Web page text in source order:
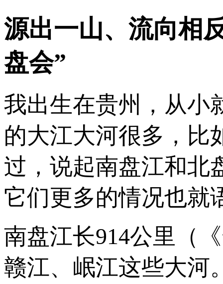
源出一山、流向相
盘会”
我出生在贵州，从小
的大江大河很多，比
过，说起南盘江和北
它们更多的情况也就
南盘江长914公里（
赣江、岷江这些大河